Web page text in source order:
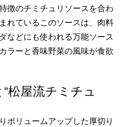
徴のチミチュリソースを合わ
れているこのソースは、肉料
などにも使われる万能ソース
ラーと香味野菜の風味が食欲
“松屋流チミチュ
ボリュームアップした厚切り